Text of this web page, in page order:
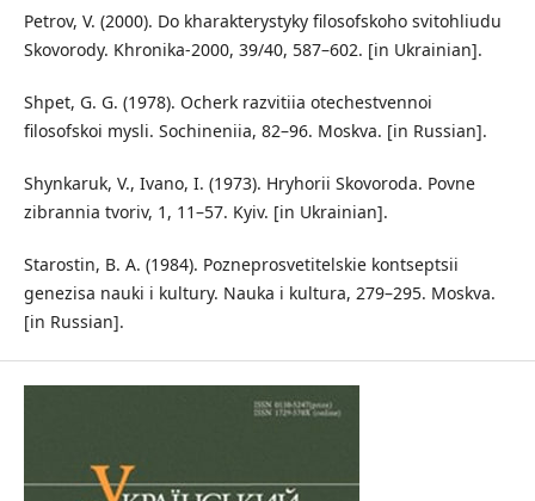
Petrov, V. (2000). Do kharakterystyky filosofskoho svitohliudu
Skovorody. Khronika-2000, 39/40, 587–602. [in Ukrainian].
Shpet, G. G. (1978). Ocherk razvitiia otechestvennoi
filosofskoi mysli. Sochineniia, 82–96. Moskva. [in Russian].
Shynkaruk, V., Ivano, I. (1973). Hryhorii Skovoroda. Povne
zibrannia tvoriv, 1, 11–57. Kyiv. [in Ukrainian].
Starostin, B. A. (1984). Pozneprosvetitelskie kontseptsii
genezisa nauki i kultury. Nauka i kultura, 279–295. Moskva.
[in Russian].